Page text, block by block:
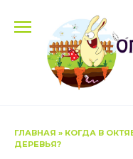
содержанию
ГЛАВНАЯ » КОГДА В
ДЕРЕВЬЯ?